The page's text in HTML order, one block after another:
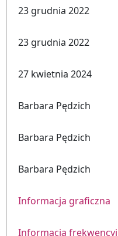
23 grudnia 2022
23 grudnia 2022
27 kwietnia 2024
Barbara Pędzich
Barbara Pędzich
Barbara Pędzich
Informacja graficzna
Informacja